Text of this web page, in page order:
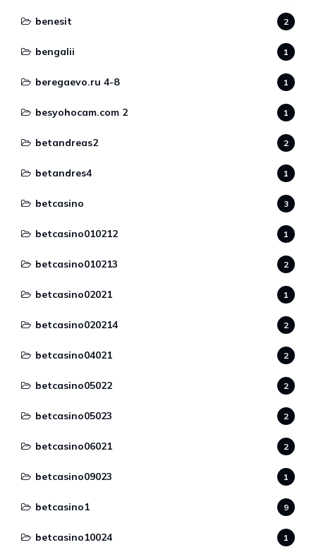
benesit 2
bengalii 1
beregaevo.ru 4-8 1
besyohocam.com 2 1
betandreas2 2
betandres4 1
betcasino 3
betcasino010212 1
betcasino010213 2
betcasino02021 1
betcasino020214 2
betcasino04021 2
betcasino05022 2
betcasino05023 2
betcasino06021 2
betcasino09023 1
betcasino1 9
betcasino10024 1